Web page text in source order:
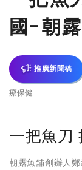
國-朝
推廣新聞稿
療保健
一把魚刀
朝露魚舖創辦人